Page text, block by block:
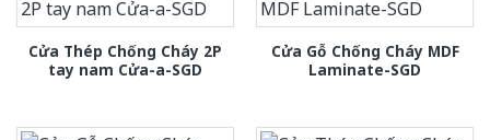
Cửa Thép Chống Cháy 2P
tay nam Cửa-a-SGD
Cửa Gỗ Chống Cháy MDF
Laminate-SGD